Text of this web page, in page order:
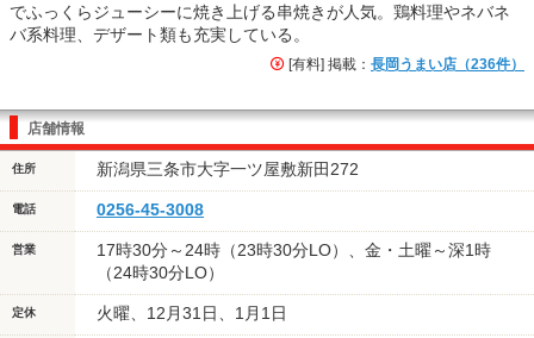
でふっくらジューシーに焼き上げる串焼きが人気。鶏料理やネバネ
バ系料理、デザート類も充実している。
[有料] 掲載： 長岡うまい店（236件）
店舗情報
住所 新潟県三条市大字一ツ屋敷新田272
電話 0256-45-3008
営業
17時30分～24時（23時30分LO）、金・土曜～深1時
（24時30分LO）
定休 火曜、12月31日、1月1日